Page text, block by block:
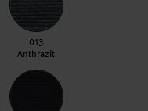
013 Anthrazit
013
Anthrazit